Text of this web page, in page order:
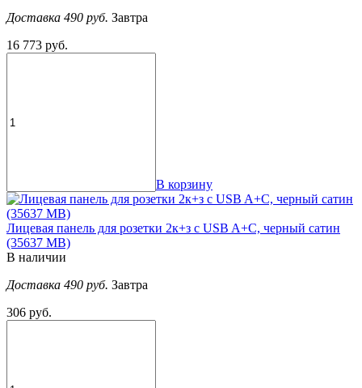
Доставка 490 руб. Завтра
16 773 руб.
В корзину
Лицевая панель для розетки 2к+з с USB A+C, черный сатин
(35637 MB)
В наличии
Доставка 490 руб. Завтра
306 руб.